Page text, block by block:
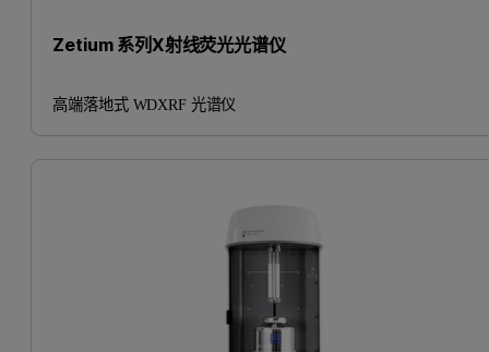
Zetium 系列X射线荧光光谱仪
高端落地式 WDXRF 光谱仪